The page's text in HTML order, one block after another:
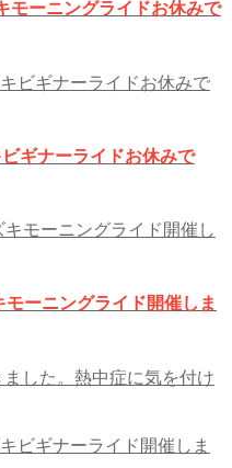
モーニングライドお休みで
ギナーライドお休みで
ーニングライド開催しま
した。熱中症に気を付け